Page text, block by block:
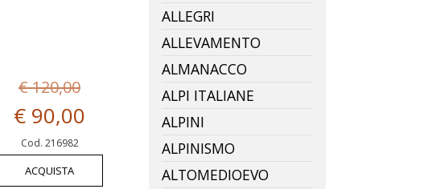
€ 120,00
€ 90,00
Cod. 216982
ACQUISTA
ALLEGRI
ALLEVAMENTO
ALMANACCO
ALPI ITALIANE
ALPINI
ALPINISMO
ALTOMEDIOEVO